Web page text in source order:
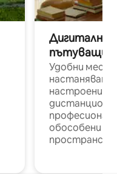
Дигитални
пътуващи
Удобни
настаняване
настроени и
обособени